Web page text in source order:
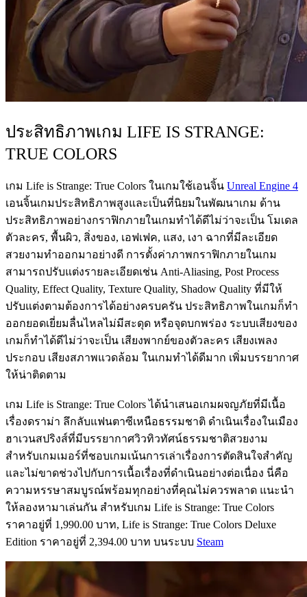
ประสิทธิภาพเกม LIFE IS STRANGE:
TRUE COLORS
เกม Life is Strange: True Colors ในเกมใช้เอนจิ้น Unreal Engine 4
เอนจิ้นเกมประสิทธิภาพสูงและเป็นที่นิยมในพัฒนาเกม ด้าน
ประสิทธิภาพอย่างกราฟิกภายในเกมทำได้ดีไม่ว่าจะเป็น โมเดล
ตัวละคร, พื้นผิว, สิ่งของ, เอฟเฟค, แสง, เงา ฉากที่มีละเอียด
สวยงามทำออกมาอย่างดี การตั้งค่าภาพกราฟิกภายในเกม
สามารถปรับแต่งรายละเอียดเช่น Anti-Aliasing, Post Process
Quality, Effect Quality, Texture Quality, Shadow Quality ที่มีให้
ปรับแต่งตามต้องการได้อย่างครบครัน ประสิทธิภาพในเกมก็ทำ
ออกยอดเยี่ยมลื่นไหลไม่มีสะดุด หรือจุดบกพร่อง ระบบเสียงของ
เกมก็ทำได้ดีไม่ว่าจะเป็น เสียงพากย์ของตัวละคร เสียงเพลง
ประกอบ เสียงสภาพแวดล้อม ในเกมทำได้ดีมาก เพิ่มบรรยากาศ
ให้น่าติดตาม
เกม Life is Strange: True Colors ได้นำเสนอเกมผจญภัยที่มีเนื้อ
เรื่องดราม่า ลึกลับแฟนตาซีเหนือธรรมชาติ ดำเนินเรื่องในเมือง
ฮาเวนสปริงส์ที่มีบรรยากาศวิวทิวทัศน์ธรรมชาติสวยงาม
สำหรับเกมเมอร์ที่ชอบเกมเน้นการเล่าเรื่องการตัดสินใจสำคัญ
และไม่ขาดช่วงไปกับการเนื้อเรื่องที่ดำเนินอย่างต่อเนื่อง นี่คือ
ความหรรษาสมบูรณ์พร้อมทุกอย่างที่คุณไม่ควรพลาด แนะนำ
ให้ลองหามาเล่นกัน สำหรับเกม Life is Strange: True Colors
ราคาอยู่ที่ 1,990.00 บาท, Life is Strange: True Colors Deluxe
Edition ราคาอยู่ที่ 2,394.00 บาท บนระบบ Steam